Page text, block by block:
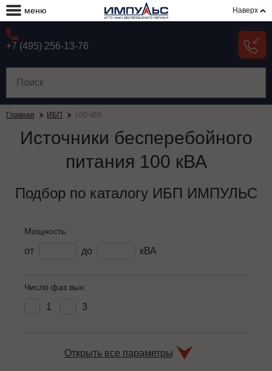
меню Наверх
+7 (495) 256-13-76
Главная ИБП 100 кВА
Источники бесперебойного
питания 100 кВА
Подбор по каталогу ИБП ИМПУЛЬС
Мощность:
от до кВА
Число фаз вых:
1 3
Открыть все параметры